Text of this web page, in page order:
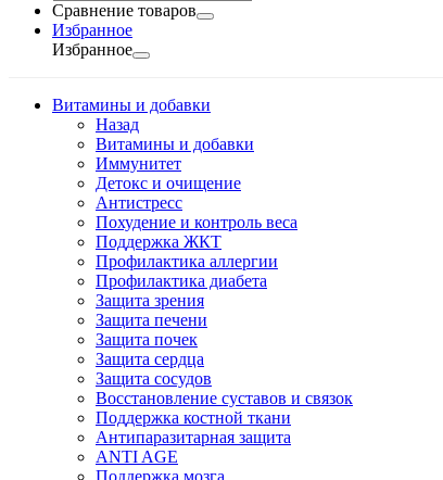
Сравнение товаров
Избранное
Избранное
Витамины и добавки
Назад
Витамины и добавки
Иммунитет
Детокс и очищение
Антистресс
Похудение и контроль веса
Поддержка ЖКТ
Профилактика аллергии
Профилактика диабета
Защита зрения
Защита печени
Защита почек
Защита сердца
Защита сосудов
Восстановление суставов и связок
Поддержка костной ткани
Антипаразитарная защита
ANTI AGE
Поддержка мозга